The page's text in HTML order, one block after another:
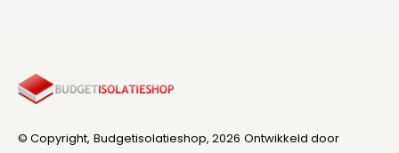
© Copyright, Budgetisolatieshop, 2026 Ontwikkeld door